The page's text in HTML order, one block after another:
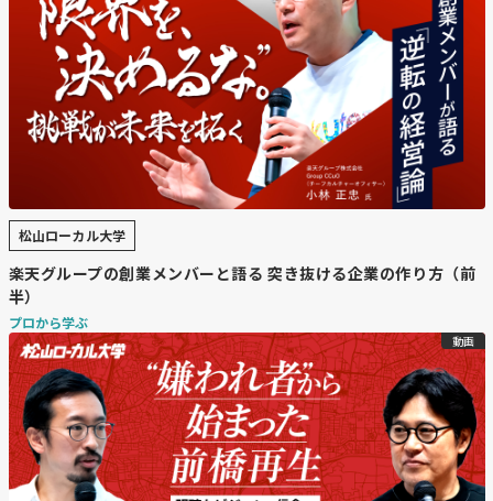
松山ローカル大学
楽天グループの創業メンバーと語る 突き抜ける企業の作り方（前
半）
プロから学ぶ
動画